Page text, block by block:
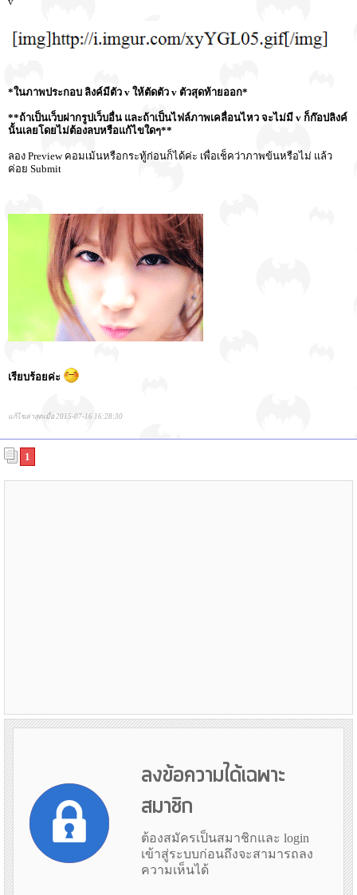
*ในภาพประกอบ ลิงค์มีตัว v ให้ตัดตัว v ตัวสุดท้ายออก*
**ถ้าเป็นเว็บฝากรูปเว็บอื่น และถ้าเป็นไฟล์ภาพเคลื่อนไหว จะไม่มี v ก็ก๊อปลิงค์
นั้นเลยโดยไม่ต้องลบหรือแก้ไขใดๆ**
ลอง Preview คอมเม้นหรือกระทู้ก่อนก็ได้ค่ะ เพื่อเช็คว่าภาพข้นหรือไม่ แล้ว
ค่อย Submit
เรียบร้อยค่ะ
แก้ไขล่าสุดเมื่อ 2015-07-16 16:28:30
1
ลงข้อความได้เฉพาะ
สมาชิก
ต้องสมัครเป็นสมาชิกและ login
เข้าสู่ระบบก่อนถึงจะสามารถลง
ความเห็นได้